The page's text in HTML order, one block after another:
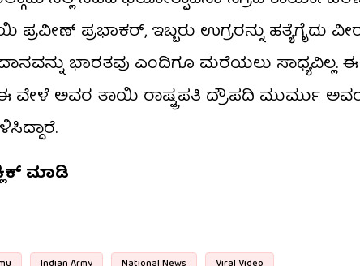
ಪ್ರಭಾಕರ್, ಇಬ್ಬರು ಉಗ್ರರನ್ನು ಹತ್ಯೆಗೈದು
ಭಾರತವು ಎಂದಿಗೂ ಮರೆಯಲು ಸಾಧ್ಯವಿಲ್ಲ.
ಈ ವೇಳೆ ಅವರ ತಾಯಿ ರಾಷ್ಟ್ರಪತಿ ದ್ರೌಪದಿ ಮುರ್ಮು
ಮಾಡಿ